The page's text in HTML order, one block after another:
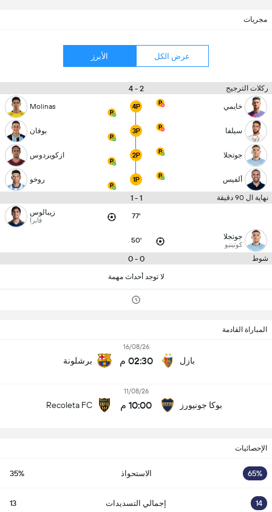
مجريات
عرض الكل الأبرز
ركلات الترجيح 2 - 4
خايمي 4P
Molinas
سيلفا 3P بوفان
جوتجلا 2P ازكويردوس
ألفيس 1P روخو
نهاية ال 90 دقيقة 1 - 1
77' زيبالوس
فابرا
جوتجلا
كوتينيو 50'
شوط 0 - 0
لا توجد أحداث مهمة
المباراة القادمة
بازل
16/08/26
02:30 م برشلونة
بوكا جونيورز
11/08/26
10:00 م Recoleta FC
الإحصائيات
65% الاستحواذ 35%
14 إجمالي التسديدات 13